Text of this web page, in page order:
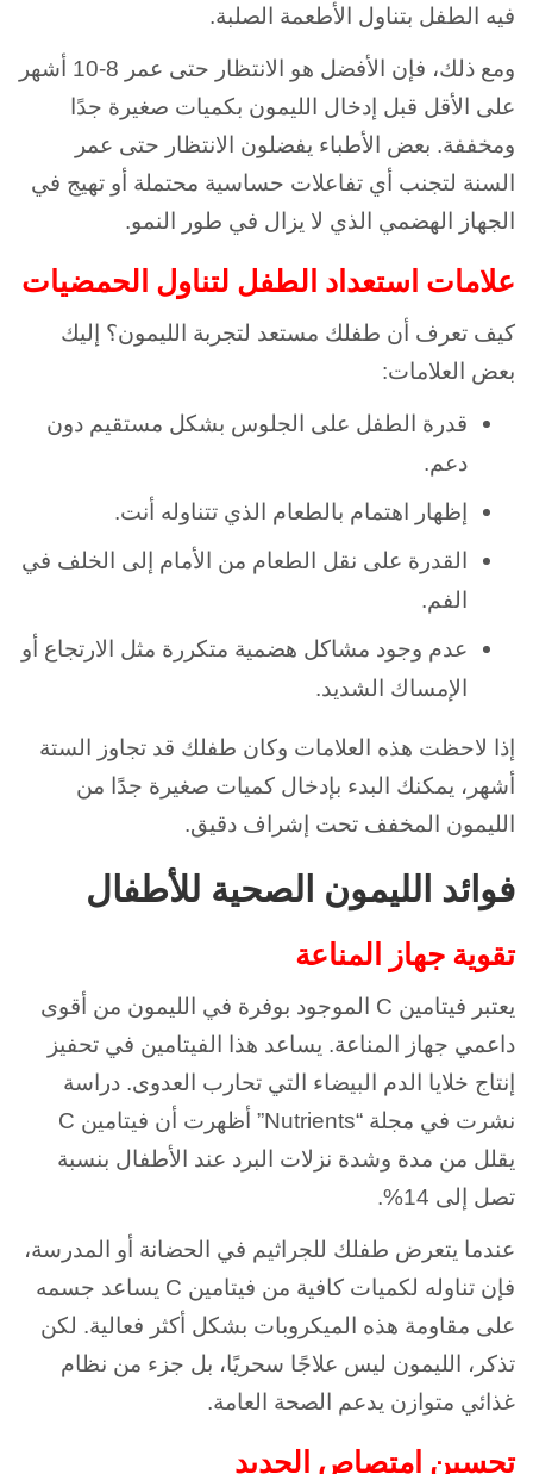
فيه الطفل بتناول الأطعمة الصلبة.
ومع ذلك، فإن الأفضل هو الانتظار حتى عمر 8-10 أشهر
على الأقل قبل إدخال الليمون بكميات صغيرة جدًا
ومخففة. بعض الأطباء يفضلون الانتظار حتى عمر
السنة لتجنب أي تفاعلات حساسية محتملة أو تهيج في
الجهاز الهضمي الذي لا يزال في طور النمو.
علامات استعداد الطفل لتناول الحمضيات
كيف تعرف أن طفلك مستعد لتجربة الليمون؟ إليك
بعض العلامات:
قدرة الطفل على الجلوس بشكل مستقيم دون
دعم.
إظهار اهتمام بالطعام الذي تتناوله أنت.
القدرة على نقل الطعام من الأمام إلى الخلف في
الفم.
عدم وجود مشاكل هضمية متكررة مثل الارتجاع أو
الإمساك الشديد.
إذا لاحظت هذه العلامات وكان طفلك قد تجاوز الستة
أشهر، يمكنك البدء بإدخال كميات صغيرة جدًا من
الليمون المخفف تحت إشراف دقيق.
فوائد الليمون الصحية للأطفال
تقوية جهاز المناعة
يعتبر فيتامين C الموجود بوفرة في الليمون من أقوى
داعمي جهاز المناعة. يساعد هذا الفيتامين في تحفيز
إنتاج خلايا الدم البيضاء التي تحارب العدوى. دراسة
نشرت في مجلة “Nutrients” أظهرت أن فيتامين C
يقلل من مدة وشدة نزلات البرد عند الأطفال بنسبة
تصل إلى 14%.
عندما يتعرض طفلك للجراثيم في الحضانة أو المدرسة،
فإن تناوله لكميات كافية من فيتامين C يساعد جسمه
على مقاومة هذه الميكروبات بشكل أكثر فعالية. لكن
تذكر، الليمون ليس علاجًا سحريًا، بل جزء من نظام
غذائي متوازن يدعم الصحة العامة.
تحسين امتصاص الحديد